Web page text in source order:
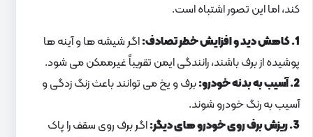
کند، اما این تصور اشتباه است.
1. کاهش دید و افزایش خطر تصادف:
اگر شیشه ها و آینه ها
پوشیده از برف باشند، رانندگی ایمن تقریباً غیرممکن می شود.
2. آسیب به بدنه خودرو:
برف و یخ می توانند باعث زنگ زدگی و
آسیب به رنگ خودرو شوند.
3. ریزش برف روی خودرو های دیگر:
اگر برف روی سقف را پاک